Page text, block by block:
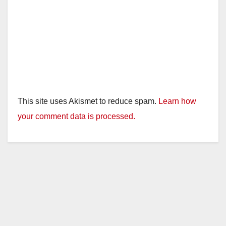
This site uses Akismet to reduce spam. Learn how
your comment data is processed.